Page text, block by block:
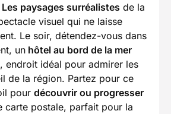
Les paysages surréalistes de la
visuel qui ne laisse
Le soir, détendez-vous dans
un hôtel au bord de la mer
, endroit idéal pour admirer les
de la région. Partez pour ce
pour découvrir ou progresser
carte postale, parfait pour la